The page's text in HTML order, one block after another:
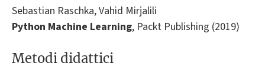
Sebastian Raschka, Vahid Mirjalili
Python Machine Learning, Packt Publishing (2019)
Metodi didattici